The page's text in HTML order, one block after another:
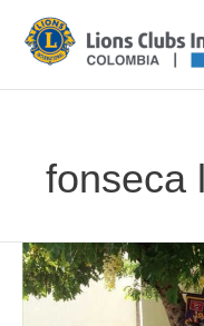
contenido
fonseca